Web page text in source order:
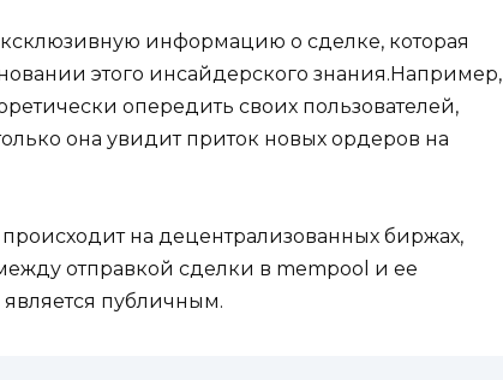
информацию о сделке, которая
этого инсайдерского знания.Например,
опередить своих пользователей,
она увидит приток новых ордеров на
происходит на децентрализованных биржах,
отправкой сделки в mempool и ее
публичным.